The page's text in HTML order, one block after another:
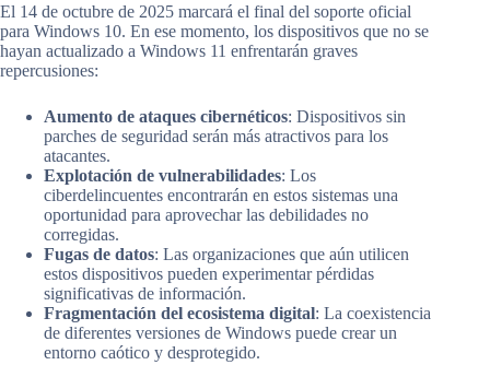
El 14 de octubre de 2025 marcará el final del soporte oficial
para Windows 10. En ese momento, los dispositivos que no se
hayan actualizado a Windows 11 enfrentarán graves
repercusiones:
Aumento de ataques cibernéticos: Dispositivos sin
parches de seguridad serán más atractivos para los
atacantes.
Explotación de vulnerabilidades: Los
ciberdelincuentes encontrarán en estos sistemas una
oportunidad para aprovechar las debilidades no
corregidas.
Fugas de datos: Las organizaciones que aún utilicen
estos dispositivos pueden experimentar pérdidas
significativas de información.
Fragmentación del ecosistema digital: La coexistencia
de diferentes versiones de Windows puede crear un
entorno caótico y desprotegido.